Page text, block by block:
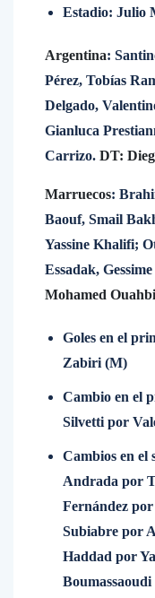
Estadio: Julio
Argentina:
Pérez, Tobías
Delgado,
Gianluca
Carrizo. DT:
Marruecos:
Baouf, Smail
Yassine Khalifi;
Essadak,
Mohamed
Goles en el
Zabiri (M)
Cambio en el
Silvetti por
Cambios en el
Andrada por
Fernández
Subiabre por
Haddad por